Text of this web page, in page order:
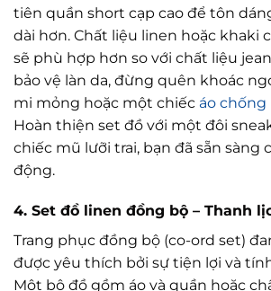
tiên quần short cạp cao để tôn
dài hơn. Chất liệu linen hoặc khaki
sẽ phù hợp hơn so với chất liệu
bảo vệ làn da, đừng quên khoác
mi mỏng hoặc một chiếc áo chống
Hoàn thiện set đồ với một đôi
chiếc mũ lưỡi trai, bạn đã sẵn sàng
động.
4. Set đồ linen đồng bộ – Thanh
Trang phục đồng bộ (co-ord set)
được yêu thích bởi sự tiện lợi và
Một bộ đồ gồm áo và quần hoặc